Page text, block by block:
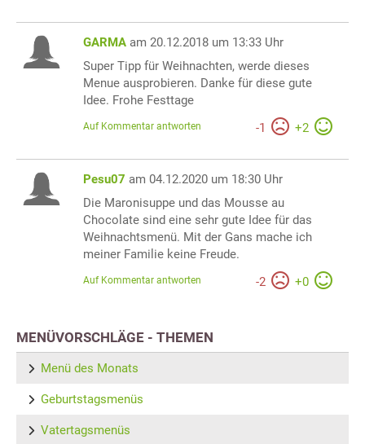
GARMA am 20.12.2018 um 13:33 Uhr
Super Tipp für Weihnachten, werde dieses
Menue ausprobieren. Danke für diese gute
Idee. Frohe Festtage
-1 +2
Auf Kommentar antworten
Pesu07 am 04.12.2020 um 18:30 Uhr
Die Maronisuppe und das Mousse au
Chocolate sind eine sehr gute Idee für das
Weihnachtsmenü. Mit der Gans mache ich
meiner Familie keine Freude.
-2 +0
Auf Kommentar antworten
MENÜVORSCHLÄGE - THEMEN
Menü des Monats
Geburtstagsmenüs
Vatertagsmenüs